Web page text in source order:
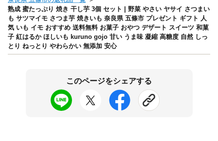
熟成 蜜たっぷり 焼き 干し芋 3個 セット | 野菜 やさい ヤサイ さつまい
も サツマイモ さつま芋 焼きいも 奈良県 五條市 プレゼント ギフト 人
気 いも イモ おすすめ 送料無料 お菓子 おやつ デザート スイーツ 和菓
子 紅はるか ほしいも kuruno gojo 甘い うま味 凝縮 高糖度 自然 しっ
とり ねっとり やわらかい 無添加 安心
このページをシェアする